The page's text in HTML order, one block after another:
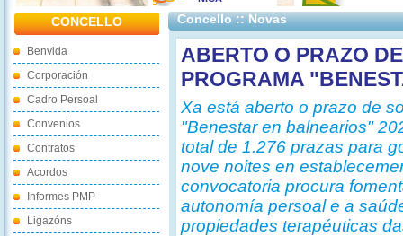
CONCELLO
Benvida
Corporación
Cadro Persoal
Convenios
Contratos
Acordos
Informes PMP
Ligazóns
Concello :: Novas
ABERTO O PRAZO
PROGRAMA
Xa está aberto o prazo de
"Benestar en balnearios"
total de 1.276 prazas para
nove noites en
convocatoria procura
autonomía persoal e a
propiedades terapéuticas